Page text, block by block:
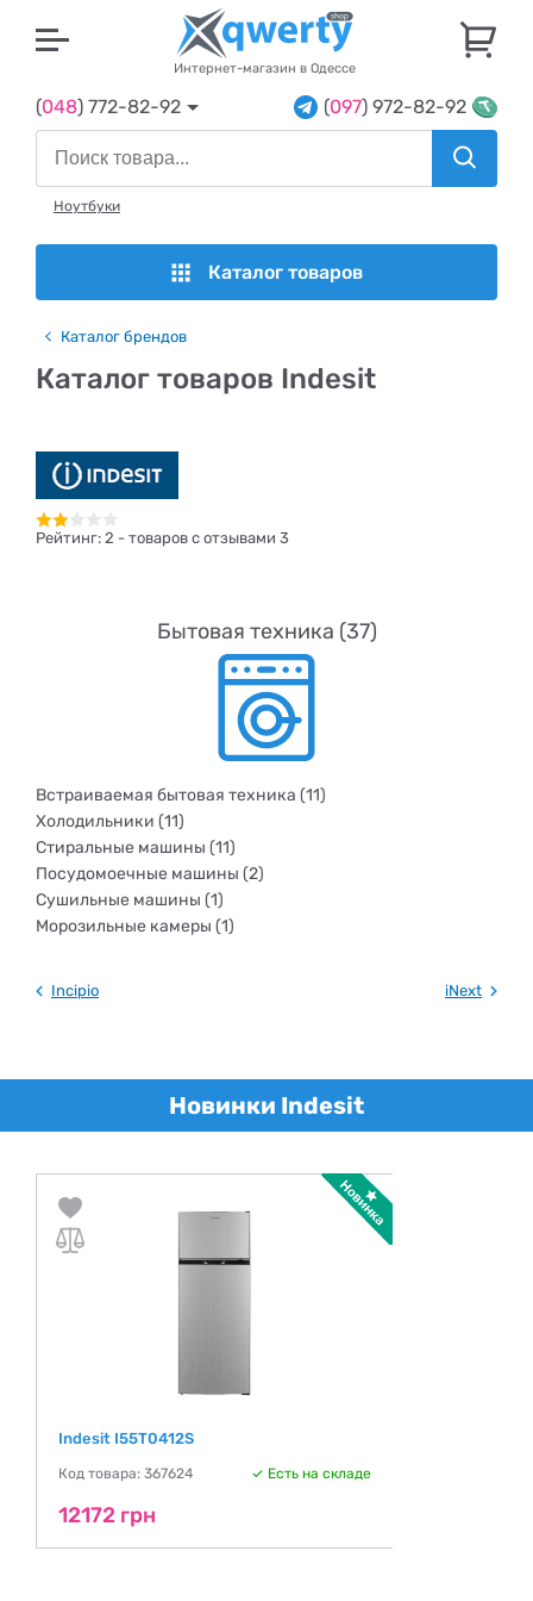
Интернет-магазин в Одессе
(048) 772-82-92 (097) 972-82-92
Ноутбуки
Каталог товаров
Каталог брендов
Каталог товаров Indesit
Рейтинг: 2 - товаров с отзывами 3
Бытовая техника (37)
Встраиваемая бытовая техника (11)
Холодильники (11)
Стиральные машины (11)
Посудомоечные машины (2)
Сушильные машины (1)
Морозильные камеры (1)
Incipio iNext
Новинки Indesit
Indesit I55T0412S
Код товара: 367624 Есть на складе
12172 грн